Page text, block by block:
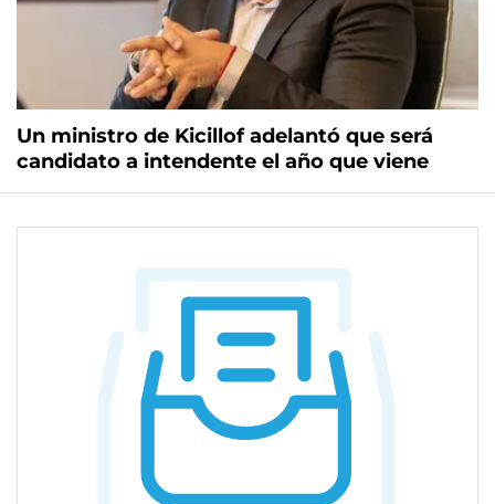
Un ministro de Kicillof adelantó que será
candidato a intendente el año que viene